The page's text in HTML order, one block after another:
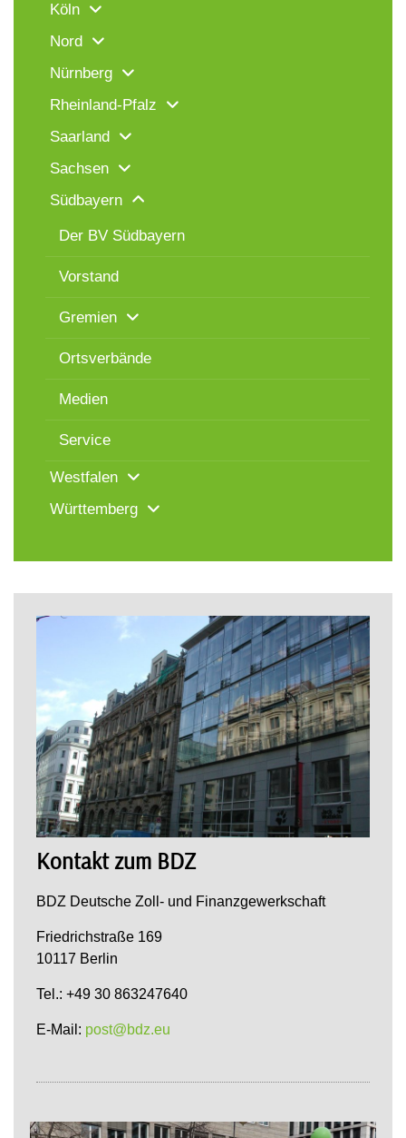
Köln
Nord
Nürnberg
Rheinland-Pfalz
Saarland
Sachsen
Südbayern
Der BV Südbayern
Vorstand
Gremien
Ortsverbände
Medien
Service
Westfalen
Württemberg
Kontakt zum BDZ
BDZ Deutsche Zoll- und Finanzgewerkschaft
Friedrichstraße 169
10117 Berlin
Tel.: +49 30 863247640
E-Mail: post@bdz.eu